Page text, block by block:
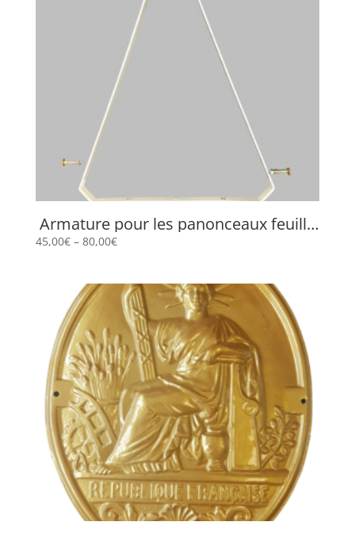
Armature pour les panonceaux feuille
45,00€– 80,00€